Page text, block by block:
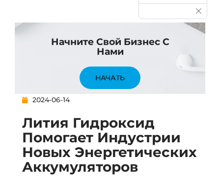
Начните Свой Бизнес С
Нами
НАЧАТЬ
2024-06-14
Лития Гидроксид
Помогает Индустрии
Новых Энергетических
Аккумуляторов